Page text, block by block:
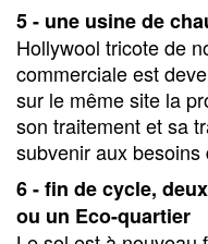
5 - une usine de
Hollywool tricote de
commerciale est
sur le même site la
son traitement et sa
subvenir aux
6 - fin de cycle,
ou un Eco-quartier